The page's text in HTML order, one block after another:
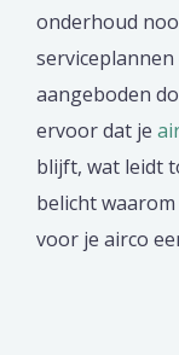
onderhoud
aangeboden
ervoor dat je
blijft, wat leidt
belicht
voor je airco